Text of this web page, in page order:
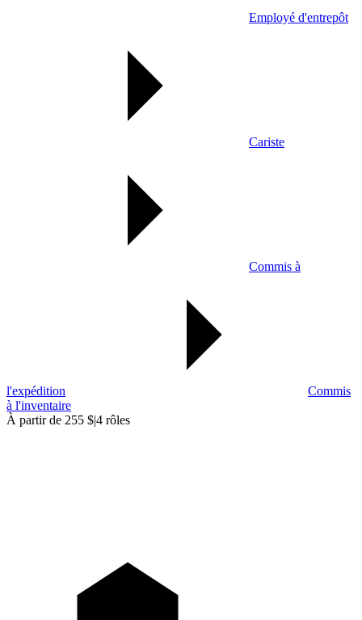
Employé d'entrepôt
Cariste
Commis à
l'expédition
Commis
à l'inventaire
À partir de 255 $|4 rôles